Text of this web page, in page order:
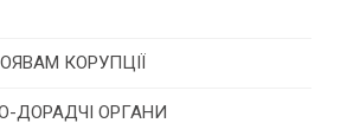
громадянського суспільства
МТД
КОРУПЦІЇ
ДОРАДЧІ ОРГАНИ